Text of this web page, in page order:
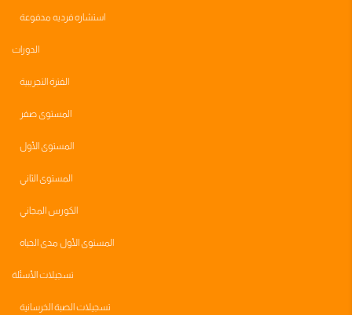
استشاره فرديه مدفوعة
الدورات
الفترة التجريبية
المستوى صفر
المستوى الأول
المستوى الثاني
الكورس المجاني
المستوى الأول مدى الحياه
تسجيلات الأسئلة
تسجيلات الصبة الخرسانية